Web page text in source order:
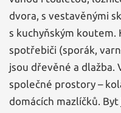
dvora, s vestavěnými
s kuchyňským koutem.
spotřebiči (sporák,
jsou dřevěné a dlažba.
společné prostory –
domácích mazlíčků.